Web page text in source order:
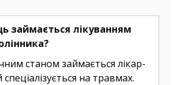
займається лікуванням
станом займається лікар-
на травмах.